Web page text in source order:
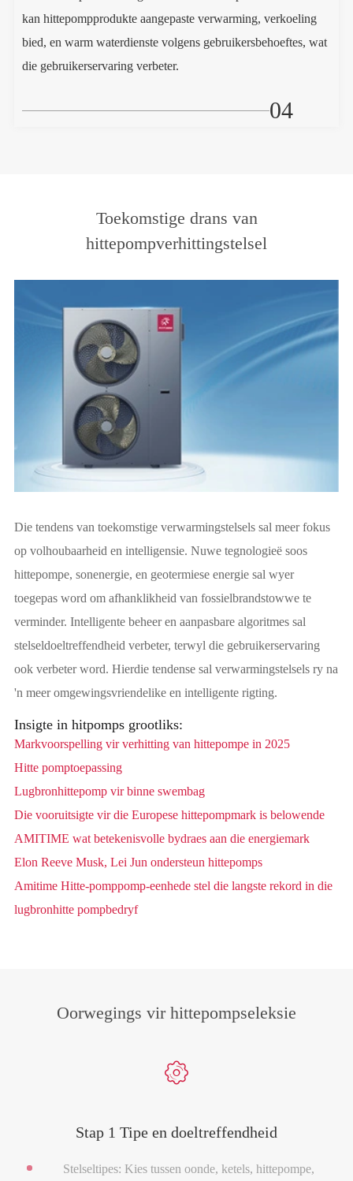
kan hittepompprodukte aangepaste verwarming, verkoeling
bied, en warm waterdienste volgens gebruikersbehoeftes, wat
die gebruikerservaring verbeter.
04
Toekomstige drans van
hittepompverhittingstelsel
Die tendens van toekomstige verwarmingstelsels sal meer fokus
op volhoubaarheid en intelligensie. Nuwe tegnologieë soos
hittepompe, sonenergie, en geotermiese energie sal wyer
toegepas word om afhanklikheid van fossielbrandstowwe te
verminder. Intelligente beheer en aanpasbare algoritmes sal
stelseldoeltreffendheid verbeter, terwyl die gebruikerservaring
ook verbeter word. Hierdie tendense sal verwarmingstelsels ry na
'n meer omgewingsvriendelike en intelligente rigting.
Insigte in hitpomps grootliks:
Markvoorspelling vir verhitting van hittepompe in 2025
Hitte pomptoepassing
Lugbronhittepomp vir binne swembag
Die vooruitsigte vir die Europese hittepompmark is belowende
AMITIME wat betekenisvolle bydraes aan die energiemark
Elon Reeve Musk, Lei Jun ondersteun hittepomps
Amitime Hitte-pomppomp-eenhede stel die langste rekord in die
lugbronhitte pompbedryf
Oorwegings vir hittepompseleksie

Stap 1 Tipe en doeltreffendheid
Stelseltipes: Kies tussen oonde, ketels, hittepompe,